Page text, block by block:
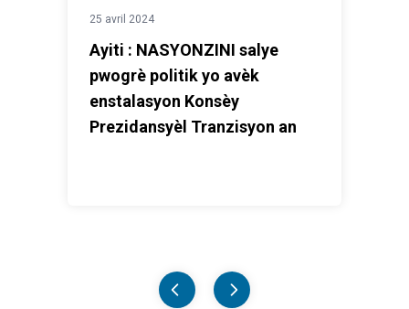
25 avril 2024
Ayiti : NASYONZINI salye
pwogrè politik yo avèk
enstalasyon Konsèy
Prezidansyèl Tranzisyon an